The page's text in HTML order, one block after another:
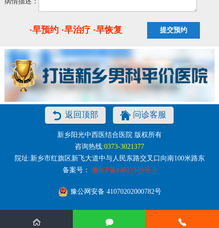
·早预约 ·早治疗 ·早恢复
返回顶部 问诊客服
新乡阳光中西医结合医院 版权所有
咨询热线:0373-3021377
院址:新乡市红旗区新飞大道中与人民东路交叉口向南100米路东
备案号： 豫ICP备14023159号-2
豫公网安备 41070202000782号